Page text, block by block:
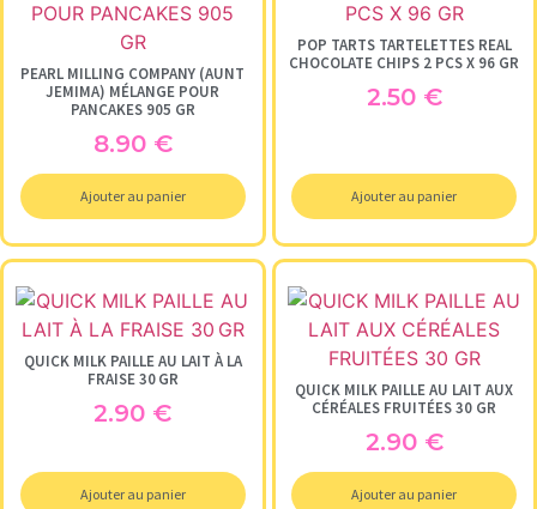
PEARL MILLING COMPANY (AUNT
JEMIMA) MÉLANGE POUR
PANCAKES 905 GR
8.90 €
Ajouter au panier
POP TARTS TARTELETTES REAL
CHOCOLATE CHIPS 2 PCS X 96 GR
2.50 €
Ajouter au panier
QUICK MILK PAILLE AU LAIT À LA
FRAISE 30 GR
2.90 €
Ajouter au panier
QUICK MILK PAILLE AU LAIT AUX
CÉRÉALES FRUITÉES 30 GR
2.90 €
Ajouter au panier